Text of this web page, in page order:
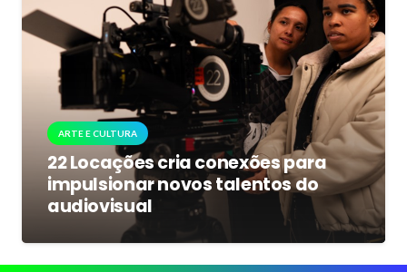
ARTE E CULTURA
22 Locações cria conexões para
impulsionar novos talentos do
audiovisual